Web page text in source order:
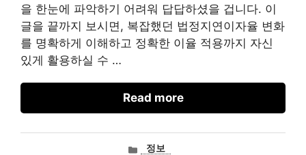
을 한눈에 파악하기 어려워 답답하셨을 겁니다. 이
글을 끝까지 보시면, 복잡했던 법정지연이자율 변화
를 명확하게 이해하고 정확한 이율 적용까지 자신
있게 활용하실 수 …
Read more
카정보